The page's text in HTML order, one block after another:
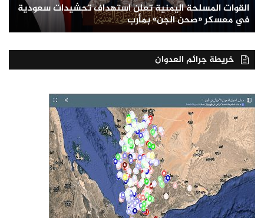
القوات المسلحة اليمنية تعلن استهداف تحشيدات سعودية
في معسكر «صحن الجن» بمأرب
خريطة جرائم العدوان